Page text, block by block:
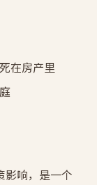
在房产里
影响，是一个